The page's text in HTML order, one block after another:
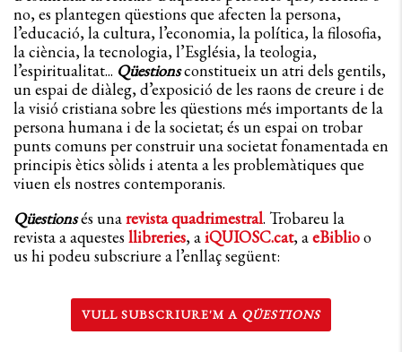
no, es plantegen qüestions que afecten la persona,
l’educació, la cultura, l’economia, la política, la filosofia,
la ciència, la tecnologia, l’Església, la teologia,
l’espiritualitat... Qüestionsconstitueix un atri dels gentils,
un espai de diàleg, d’exposició de les raons de creure i de
la visió cristiana sobre les qüestions més importants de la
persona humana i de la societat; és un espai on trobar
punts comuns per construir una societat fonamentada en
principis ètics sòlids i atenta a les problemàtiques que
viuen els nostres contemporanis.
Qüestionsés unarevista quadrimestral. Trobareu la
revista a aquestes llibreries, aiQUIOSC.cat, aeBiblioo
us hi podeu subscriure a l’enllaç següent:
VULL SUBSCRIURE'M A QÜESTIONS